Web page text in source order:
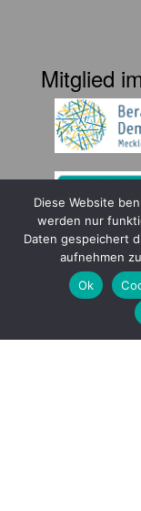
Mitglied
Diese Website
werden nur
Daten gespeichert
aufnehmen
Ok